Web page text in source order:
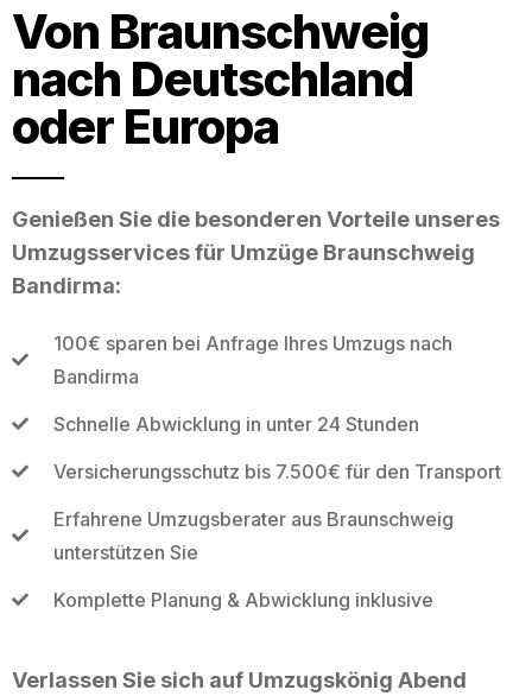
Von Braunschweig
nach Deutschland
oder Europa
Genießen Sie die besonderen Vorteile unseres
Umzugsservices für Umzüge Braunschweig
Bandirma:
100€ sparen bei Anfrage Ihres Umzugs nach
Bandirma
Schnelle Abwicklung in unter 24 Stunden
Versicherungsschutz bis 7.500€ für den Transport
Erfahrene Umzugsberater aus Braunschweig
unterstützen Sie
Komplette Planung & Abwicklung inklusive
Verlassen Sie sich auf Umzugskönig Abend